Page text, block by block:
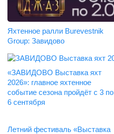
Яхтенное ралли Burevestnik
Group: Завидово
«ЗАВИДОВО Выставка яхт
2026»: главное яхтенное
событие сезона пройдёт с 3 по
6 сентября
Летний фестиваль «Выставка